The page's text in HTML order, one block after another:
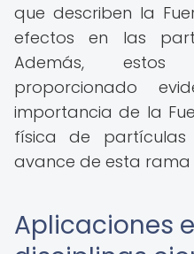
que describen la
efectos en las
Además, estos
proporcionado
importancia de la
física de
avance de esta rama
Aplicaciones